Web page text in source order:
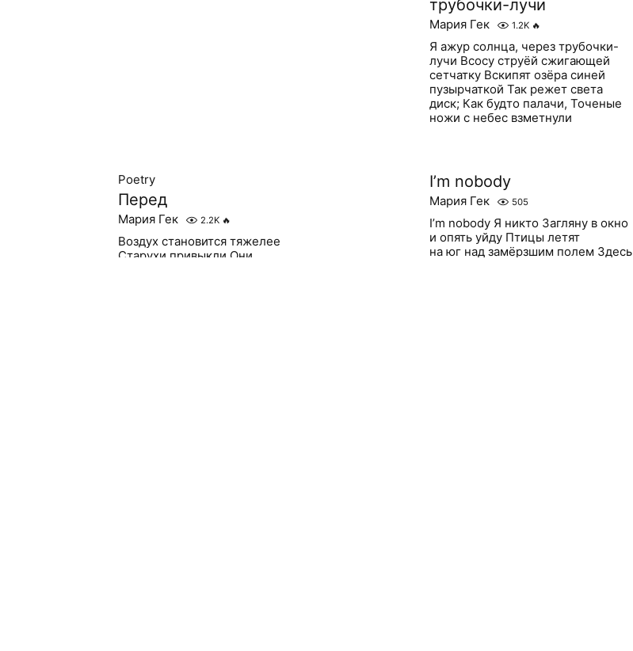
трубочки-лучи
Мария Гек 1.2K 🔥
Я ажур солнца, через трубочки-
лучи Всосу струёй сжигающей
сетчатку Вскипят озёра синей
пузырчаткой Так режет света
диск; Как будто палачи, Точеные
ножи с небес взметнули
Poetry
Перед
Мария Гек 2.2K 🔥
Воздух становится тяжелее
Старухи привыкли Они
I’m nobody
Мария Гек 505
I’m nobody Я никто Загляну в окно
и опять уйду Птицы летят
на юг над замёрзшим полем Здесь